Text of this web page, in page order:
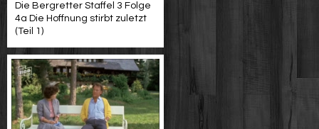
Die Bergretter Staffel 3 Folge
4a Die Hoffnung stirbt zuletzt
(Teil 1)